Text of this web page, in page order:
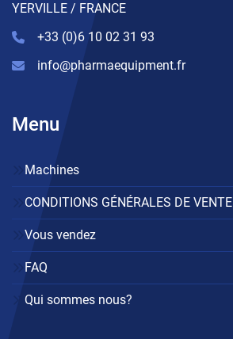
YERVILLE / FRANCE
+33 (0)6 10 02 31 93
info@pharmaequipment.fr
Menu
Machines
CONDITIONS GÉNÉRALES DE VENTE
Vous vendez
FAQ
Qui sommes nous?